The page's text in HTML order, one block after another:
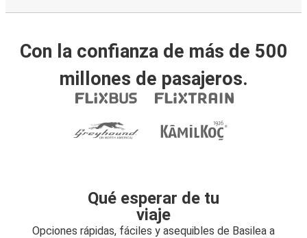
Con la confianza de más de 500
millones de pasajeros.
Qué esperar de tu
viaje
Opciones rápidas, fáciles y asequibles de Basilea a